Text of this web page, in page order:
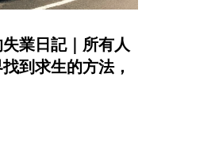
業日記｜所有人
到求生的方法，